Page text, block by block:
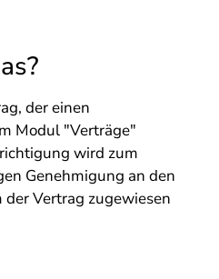
der einen
Modul "Verträge"
wird zum
Genehmigung an den
Vertrag zugewiesen